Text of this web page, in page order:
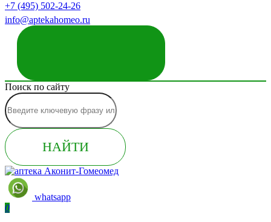
+7 (495) 502-24-26
info@aptekahomeo.ru
Поиск по сайту
НАЙТИ
whatsapp
0